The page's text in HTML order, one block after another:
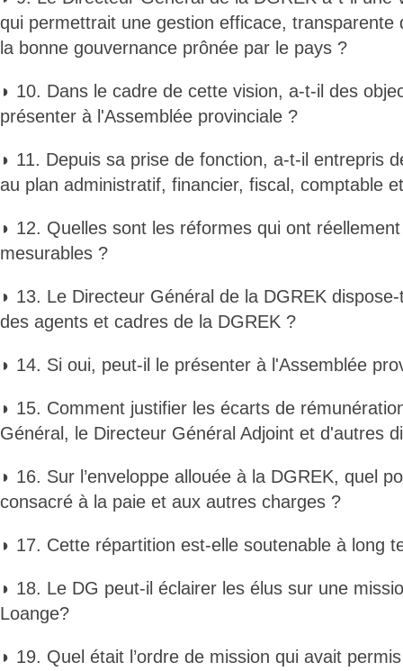
qui permettrait une gestion efficace, transparente
la bonne gouvernance prônée par le pays ?
◗ 10. Dans le cadre de cette vision, a-t-il des
présenter à l'Assemblée provinciale ?
◗ 11. Depuis sa prise de fonction, a-t-il entrepris
au plan administratif, financier, fiscal, comptable
◗ 12. Quelles sont les réformes qui ont
mesurables ?
◗ 13. Le Directeur Général de la DGREK
des agents et cadres de la DGREK ?
◗ 14. Si oui, peut-il le présenter à l'Assemblée
◗ 15. Comment justifier les écarts de
Général, le Directeur Général Adjoint et d'autres
◗ 16. Sur l’enveloppe allouée à la DGREK, quel
consacré à la paie et aux autres charges ?
◗ 17. Cette répartition est-elle soutenable à long
◗ 18. Le DG peut-il éclairer les élus sur une
Loange?
◗ 19. Quel était l’ordre de mission qui avait